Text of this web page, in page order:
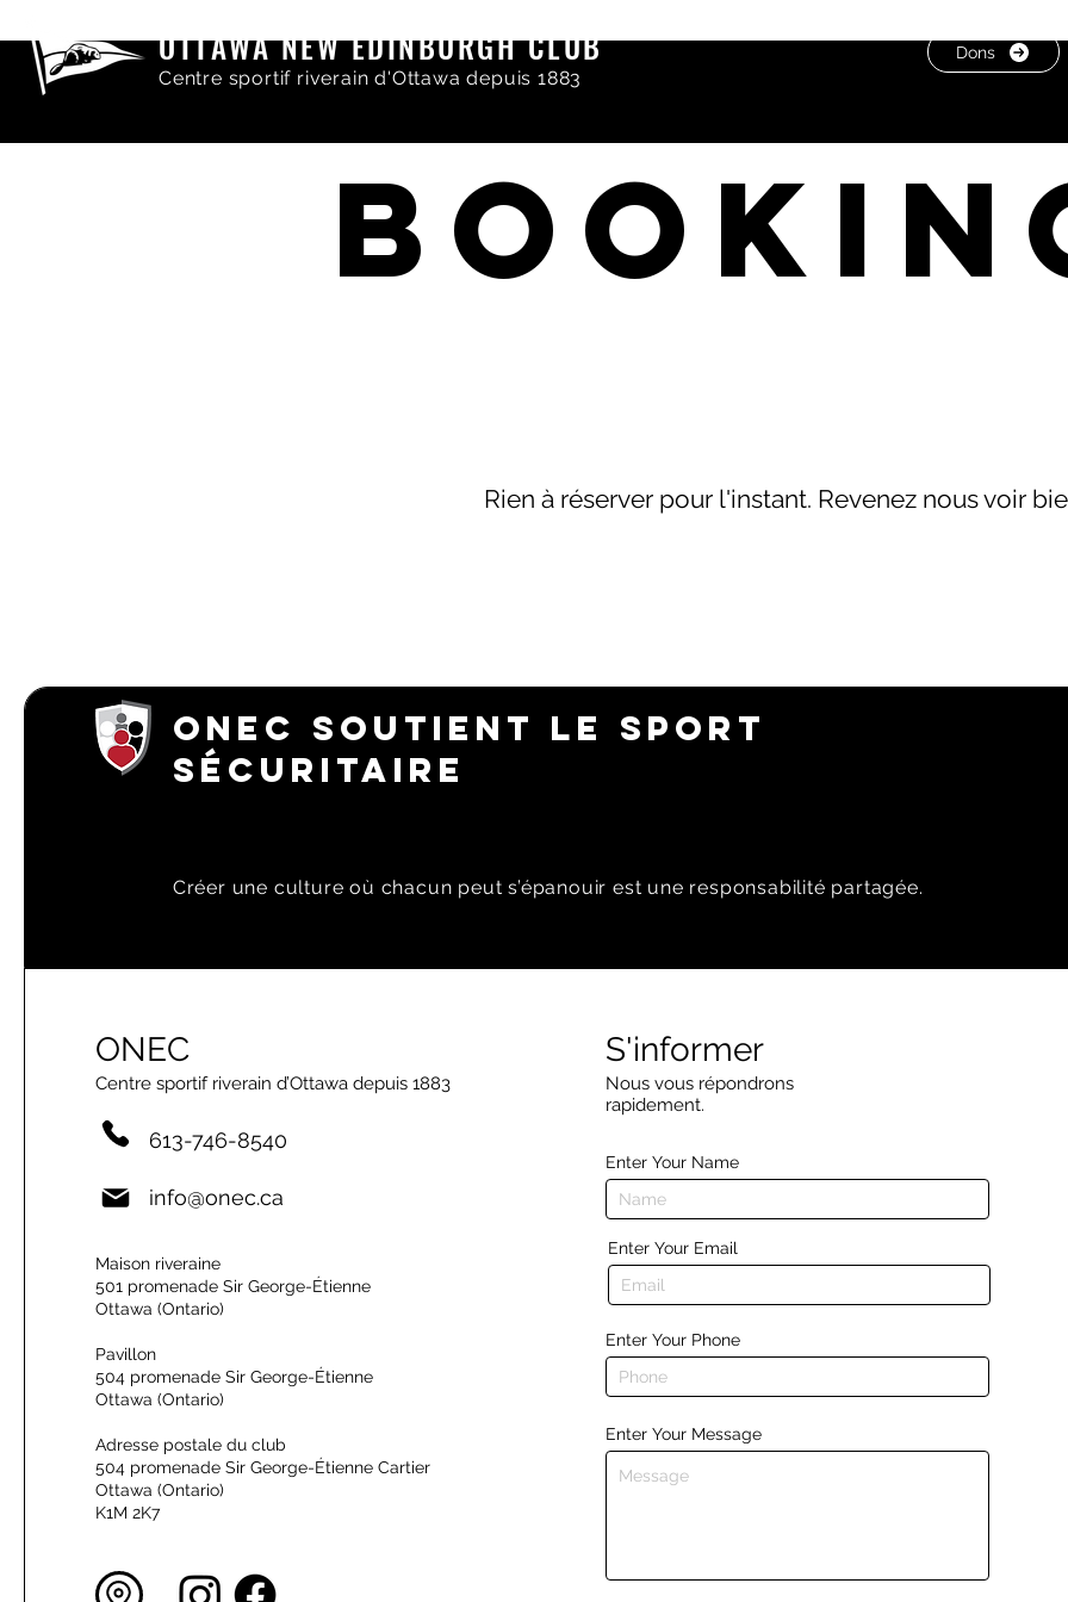
OTTAWA NEW EDINBURGH CLUB
Centre sportif riverain d'Ottawa depuis 1883
Dons
Rien à réserver pour l'instant. Revenez nous voir
ONEC SOUTIENT LE SPORT
SÉCURITAIRE
Créer une culture où chacun peut s’épanouir est une responsabilité partagée.
ONEC
Centre sportif riverain d’Ottawa depuis 1883
613-746-8540
info@onec.ca
Maison riveraine
501 promenade Sir George-Étienne
Ottawa (Ontario)
Pavillon
504 promenade Sir George-Étienne
Ottawa (Ontario)
Adresse postale du club
504 promenade Sir George-Étienne Cartier
Ottawa (Ontario)
K1M 2K7
S'informer
Nous vous répondrons
rapidement.
Enter Your Name
Enter Your Email
Enter Your Phone
Enter Your Message